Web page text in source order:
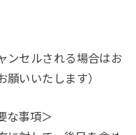
ンセルされる場合はお
いいたします）
な事項＞